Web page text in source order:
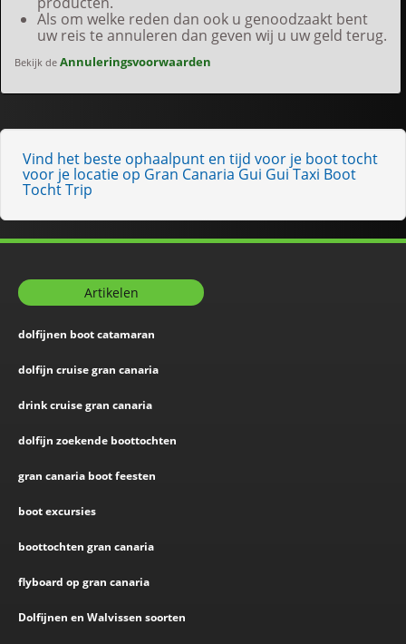
Als om welke reden dan ook u genoodzaakt bent
uw reis te annuleren dan geven wij u uw geld terug.
Bekijk de Annuleringsvoorwaarden
Vind het beste ophaalpunt en tijd voor je boot tocht
voor je locatie op Gran Canaria Gui Gui Taxi Boot
Tocht Trip
Artikelen
dolfijnen boot catamaran
dolfijn cruise gran canaria
drink cruise gran canaria
dolfijn zoekende boottochten
gran canaria boot feesten
boot excursies
boottochten gran canaria
flyboard op gran canaria
Dolfijnen en Walvissen soorten